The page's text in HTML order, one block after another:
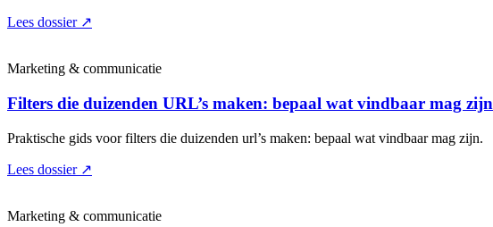
Lees dossier ↗
Marketing & communicatie
Filters die duizenden URL’s maken: bepaal wat vindbaar mag zijn
Praktische gids voor filters die duizenden url’s maken: bepaal wat vindbaar mag zijn.
Lees dossier ↗
Marketing & communicatie